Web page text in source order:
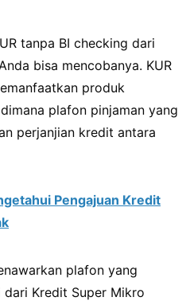
tanpa BI checking dari
bisa mencobanya. KUR
produk
plafon pinjaman yang
perjanjian kredit antara
Pengajuan Kredit
plafon yang
dari Kredit Super Mikro